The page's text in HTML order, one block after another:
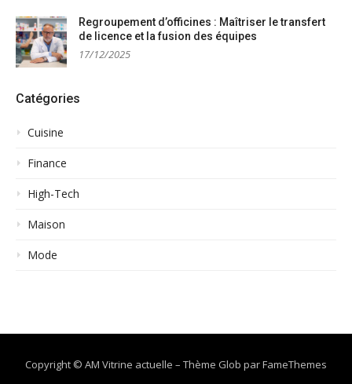
Regroupement d’officines : Maîtriser le transfert
de licence et la fusion des équipes
17/12/2025
Catégories
Cuisine
Finance
High-Tech
Maison
Mode
Copyright © AM Vitrine actuelle – Thème Glob parFameThemes